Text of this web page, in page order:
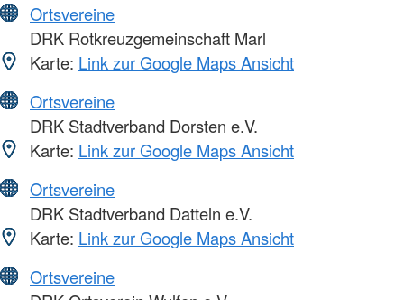
Ortsvereine
DRK Rotkreuzgemeinschaft Marl
Karte: Link zur Google Maps Ansicht
Ortsvereine
DRK Stadtverband Dorsten e.V.
Karte: Link zur Google Maps Ansicht
Ortsvereine
DRK Stadtverband Datteln e.V.
Karte: Link zur Google Maps Ansicht
Ortsvereine